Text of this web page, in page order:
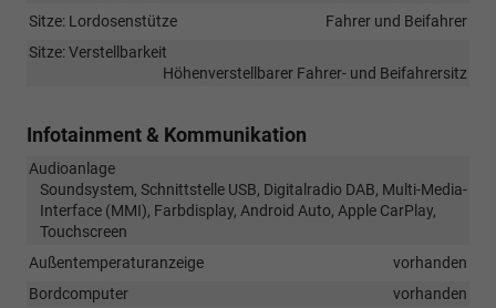
Sitze: Lordosenstütze
Fahrer und Beifahrer
Sitze: Verstellbarkeit
Höhenverstellbarer Fahrer- und Beifahrersitz
Infotainment & Kommunikation
Audioanlage
Soundsystem, Schnittstelle USB, Digitalradio DAB, Multi-Media-
Interface (MMI), Farbdisplay, Android Auto, Apple CarPlay,
Touchscreen
Außentemperaturanzeige
vorhanden
Bordcomputer
vorhanden